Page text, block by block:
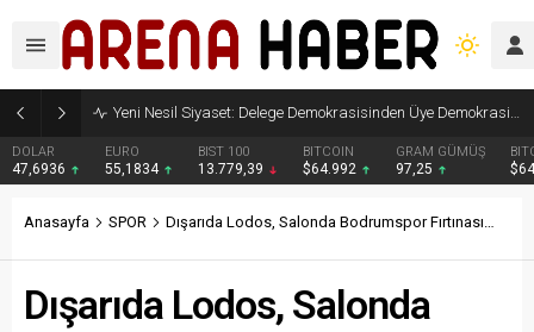
Yeni Nesil Siyaset: Delege Demokrasisinden Üye Demokrasisine
DOLAR
47,6936
EURO
55,1834
BIST 100
13.779,39
BITCOIN
$64.992
GRAM GÜMÜŞ
97,25
Anasayfa SPOR Dışarıda Lodos, Salonda Bodrumspor Fırtınası…
Dışarıda Lodos, Salonda